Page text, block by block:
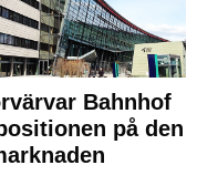
Bahnhof
på den